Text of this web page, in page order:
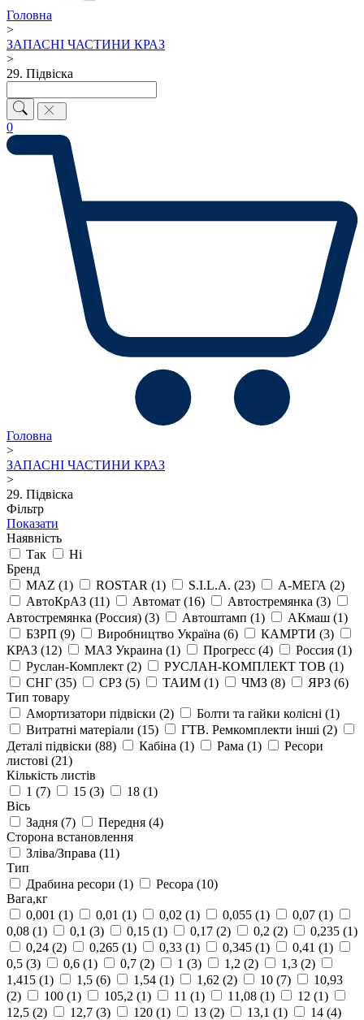
Головна
>
ЗАПАСНІ ЧАСТИНИ КРАЗ
>
29. Підвіска
0
Головна
>
ЗАПАСНІ ЧАСТИНИ КРАЗ
>
29. Підвіска
Фільтр
Показати
Наявність
Так
Ні
Бренд
MAZ (1) ROSTAR (1) S.I.L.A. (23) А-МЕГА (2)
АвтоКрАЗ (11) Автомат (16) Автостремянка (3)
Автостремянка (Россия) (3) Автоштамп (1) АКмаш (1)
БЗРП (9) Виробництво Україна (6) КАМРТИ (3)
КРАЗ (12) МАЗ Украина (1) Прогресс (4) Россия (1)
Руслан-Комплект (2) РУСЛАН-КОМПЛЕКТ ТОВ (1)
СНГ (35) СРЗ (5) ТАИМ (1) ЧМЗ (8) ЯРЗ (6)
Тип товару
Амортизатори підвіски (2) Болти та гайки колісні (1)
Витратні матеріали (15) ГТВ. Ремкомплекти інші (2)
Деталі підвіски (88) Кабіна (1) Рама (1)
Ресори
листові (21)
Кількість листів
1 (7) 15 (3) 18 (1)
Вісь
Задня (7) Передня (4)
Сторона встановлення
Зліва/Зправа (11)
Тип
Драбина ресори (1) Ресора (10)
Вага,кг
0,001 (1) 0,01 (1) 0,02 (1) 0,055 (1) 0,07 (1)
0,08 (1) 0,1 (3) 0,15 (1) 0,17 (2) 0,2 (2) 0,235 (1)
0,24 (2) 0,265 (1) 0,33 (1) 0,345 (1) 0,41 (1)
0,5 (3) 0,6 (1) 0,7 (2) 1 (3) 1,2 (2) 1,3 (2)
1,415 (1) 1,5 (6) 1,54 (1) 1,62 (2) 10 (7)
10,93
(2)
100 (1) 105,2 (1) 11 (1) 11,08 (1) 12 (1)
12,5 (2) 12,7 (3) 120 (1) 13 (2) 13,1 (1) 14 (4)